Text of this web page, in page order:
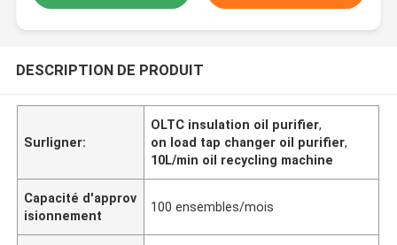
DESCRIPTION DE PRODUIT
Surligner:
OLTC insulation oil purifier,
on load tap changer oil purifier,
10L/min oil recycling machine
Capacité d'approv
isionnement
100 ensembles/mois